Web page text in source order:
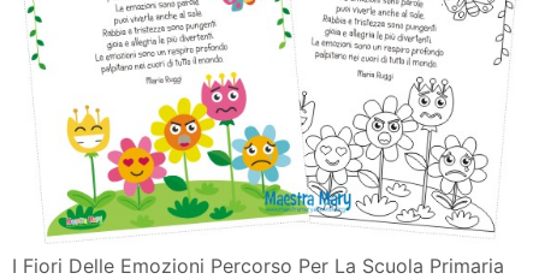
I Fiori Delle Emozioni Percorso Per La Scuola Primaria